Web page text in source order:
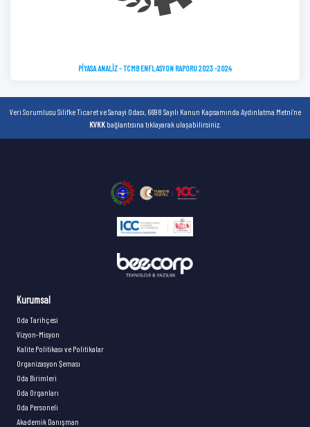
PİYASA ANALİZ - TCMB ENFLASYON RAPORU 2023 -2024
Veri Sorumlusu Silifke Ticaret ve Sanayi Odası, 6698 Sayılı Kanun Kapsamında Aydınlatma Metni'ne
KVKK bağlantısına tıklayarak ulaşabilirsiniz.
Kurumsal
Oda Tarihçesi
Vizyon-Misyon
Kalite Politikası ve Politikalar
Organizasyon Şeması
Oda Birimleri
Oda Organları
Oda Personeli
Akademik Danışman